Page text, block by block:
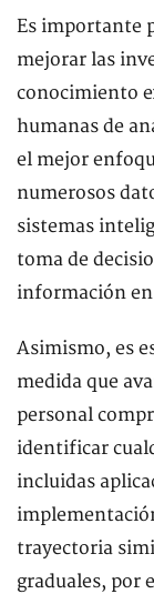
Es importante
mejorar las
conocimiento
humanas de
el mejor
numerosos
sistemas
toma de
información
Asimismo, es
medida que
personal
identificar
incluidas
trayectoria
graduales, por